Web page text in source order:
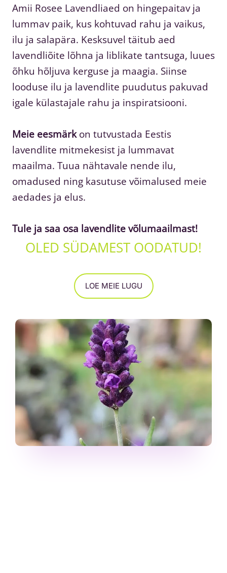
Amii Rosee Lavendliaed on hingepaitav ja
lummav paik, kus kohtuvad rahu ja vaikus,
ilu ja salapära. Kesksuvel täitub aed
lavendliõite lõhna ja liblikate tantsuga, luues
õhku hõljuva kerguse ja maagia. Siinse
looduse ilu ja lavendlite puudutus pakuvad
igale külastajale rahu ja inspiratsiooni.
Meie eesmärkon tutvustada Eestis
lavendlite mitmekesist ja lummavat
maailma. Tuua nähtavale nende ilu,
omadused ning kasutuse võimalused meie
aedades ja elus.
Tule ja saa osa lavendlite võlumaailmast!
OLED SÜDAMEST OODATUD!
LOE MEIE LUGU